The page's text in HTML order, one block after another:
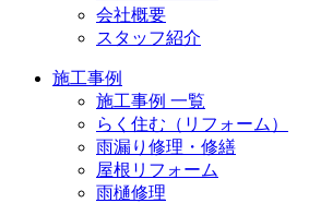
会社概要
スタッフ紹介
施工事例
施工事例 一覧
らく住む（リフォーム）
雨漏り修理・修繕
屋根リフォーム
雨樋修理